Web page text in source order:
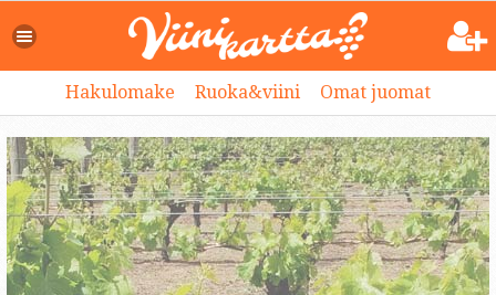
Hakulomake Ruoka&viini Omat juomat